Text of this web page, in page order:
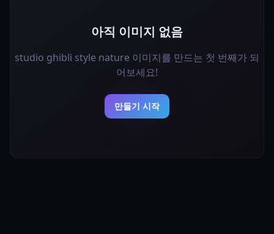
아직 이미지 없음
studio ghibli style nature 이미지를 만드는 첫 번째가 되
어보세요!
만들기 시작